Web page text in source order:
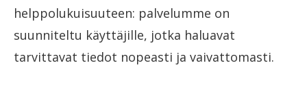
helppolukuisuuteen: palvelumme on
suunniteltu käyttäjille, jotka haluavat
tarvittavat tiedot nopeasti ja vaivattomasti.